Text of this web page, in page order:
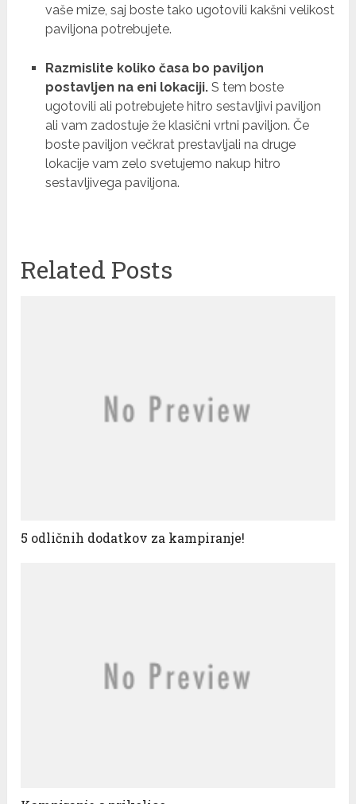
vaše mize, saj boste tako ugotovili kakšni velikost
paviljona potrebujete.
Razmislite koliko časa bo paviljon
postavljen na eni lokaciji.S tem boste
ugotovili ali potrebujete hitro sestavljivi paviljon
ali vam zadostuje že klasični vrtni paviljon. Če
boste paviljon večkrat prestavljali na druge
lokacije vam zelo svetujemo nakup hitro
sestavljivega paviljona.
Related Posts
5 odličnih dodatkov za kampiranje!